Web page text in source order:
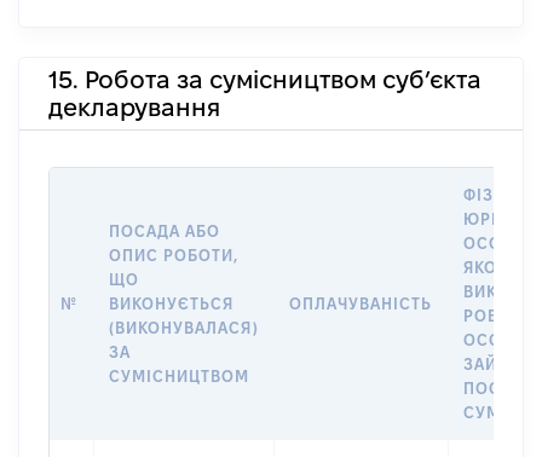
15. Робота за сумісництвом суб’єкта
декларування
№
ПОСАДА АБО
ОПИС РОБОТИ,
ЩО
ВИКОНУЄТЬСЯ
(ВИКОНУВАЛАСЯ)
ЗА
СУМІСНИЦТВОМ
ОПЛАЧУВАНІСТЬ
ОСОБА,
ЯКОЇ
РОБОТА
ОСОБА
ПОСАДУ